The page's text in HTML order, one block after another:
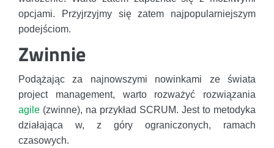
opcjami. Przyjrzyjmy się zatem najpopularniejszym
podejściom.
Zwinnie
Podążając za najnowszymi nowinkami ze świata
project management, warto rozważyć rozwiązania
agile (zwinne), na przykład SCRUM. Jest to metodyka
działająca w, z góry ograniczonych, ramach
czasowych.